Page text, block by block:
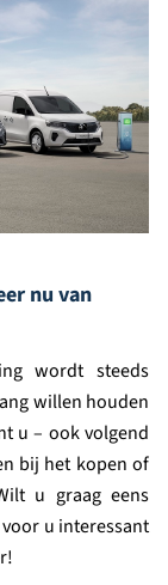
nu van
wordt steeds
willen houden
u – ook volgend
bij het kopen of
u graag eens
u interessant